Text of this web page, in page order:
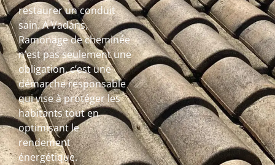
restaurer un conduit
sain. A Vadans,
Ramonage de cheminée
n’est pas seulement une
obligation, c’est une
démarche responsable
qui vise à protéger les
habitants tout en
optimisant le
rendement
énergétique.